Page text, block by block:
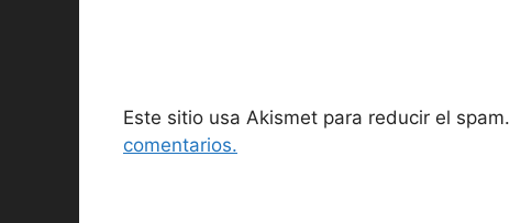
Este sitio usa Akismet para reducir el spam.
comentarios.